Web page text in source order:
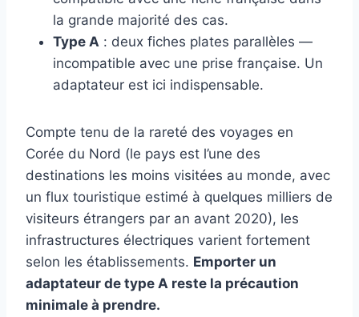
la grande majorité des cas.
Type A : deux fiches plates parallèles —
incompatible avec une prise française. Un
adaptateur est ici indispensable.
Compte tenu de la rareté des voyages en
Corée du Nord (le pays est l’une des
destinations les moins visitées au monde, avec
un flux touristique estimé à quelques milliers de
visiteurs étrangers par an avant 2020), les
infrastructures électriques varient fortement
selon les établissements. Emporter un
adaptateur de type A reste la précaution
minimale à prendre.